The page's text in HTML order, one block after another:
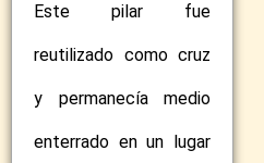
Este pilar fue
reutilizado como cruz
y permanecía medio
enterrado en un lugar